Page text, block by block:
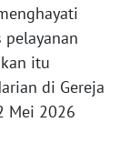
itu
di Gereja
Mei 2026